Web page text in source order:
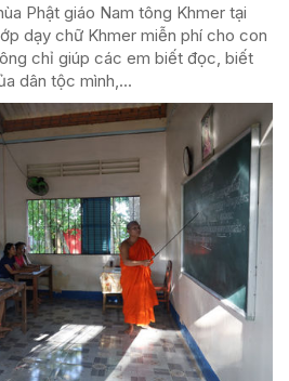
Phật giáo Nam tông Khmer tại
dạy chữ Khmer miễn phí cho con
chỉ giúp các em biết đọc, biết
dân tộc mình,...